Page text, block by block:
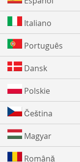
Italiano
Português
Dansk
Polskie
Čeština
Magyar
Română